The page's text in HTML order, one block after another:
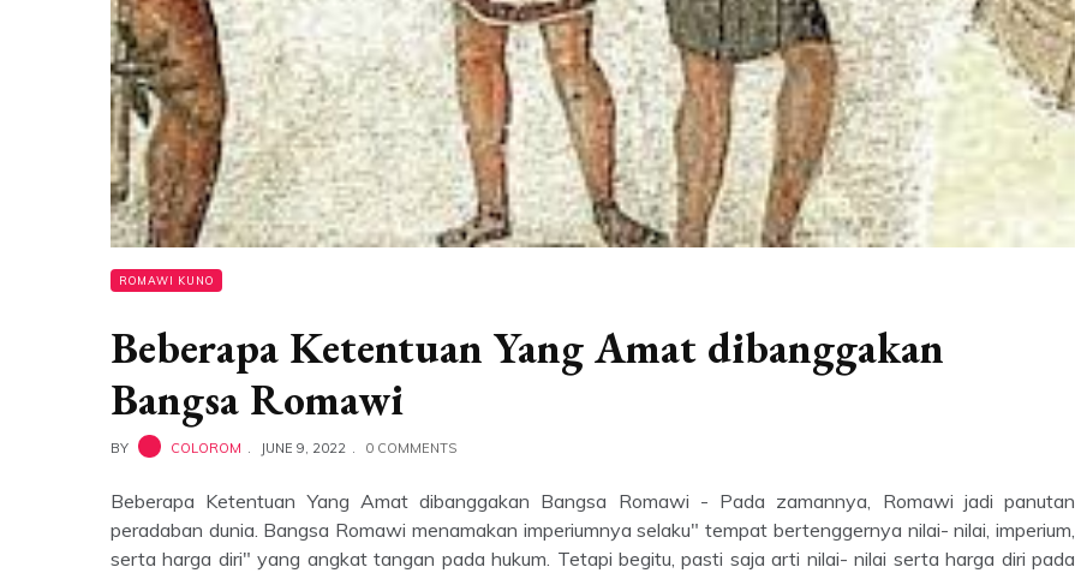
ROMAWI KUNO
Beberapa Ketentuan Yang Amat dibanggakan
Bangsa Romawi
BY COLOROM JUNE 9, 2022 0 COMMENTS
Beberapa Ketentuan Yang Amat dibanggakan Bangsa Romawi - Pada zamannya, Romawi jadi panutan
peradaban dunia. Bangsa Romawi menamakan imperiumnya selaku" tempat bertenggernya nilai- nilai, imperium,
serta harga diri" yang angkat tangan pada hukum. Tetapi begitu, pasti saja arti nilai- nilai serta harga diri pada